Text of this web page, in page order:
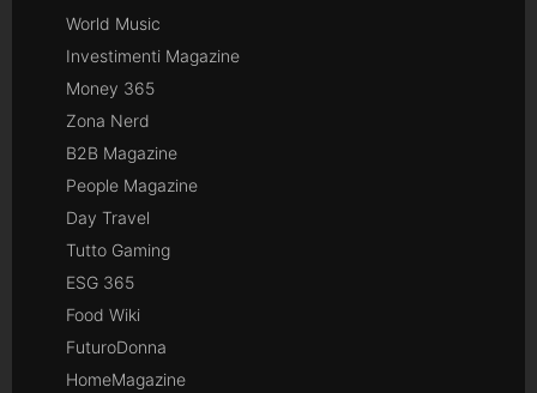
World Music
Investimenti Magazine
Money 365
Zona Nerd
B2B Magazine
People Magazine
Day Travel
Tutto Gaming
ESG 365
Food Wiki
FuturoDonna
HomeMagazine